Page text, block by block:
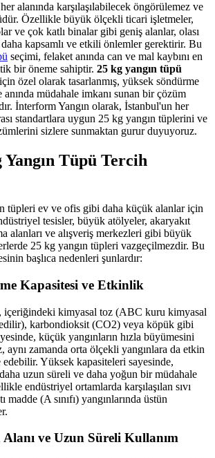
her alanında karşılaşılabilecek öngörülemez ve
Özellikle büyük ölçekli ticari işletmeler,
ve çok katlı binalar gibi geniş alanlar, olası
daha kapsamlı ve etkili önlemler gerektirir. Bu
seçimi, felaket anında can ve mal kaybını en
bir öneme sahiptir. 25 kg yangın tüpü
özel olarak tasarlanmış, yüksek söndürme
anında müdahale imkanı sunan bir çözüm
İnterform Yangın olarak, İstanbul'un her
standartlara uygun 25 kg yangın tüplerini ve
sizlere sunmaktan gurur duyuyoruz.
Yangın Tüpü Tercih
tüpleri ev ve ofis gibi daha küçük alanlar için
tesisler, büyük atölyeler, akaryakıt
alanları ve alışveriş merkezleri gibi büyük
25 kg yangın tüpleri vazgeçilmezdir. Bu
başlıca nedenleri şunlardır:
Kapasitesi ve Etkinlik
içeriğindeki kimyasal toz (ABC kuru kimyasal
karbondioksit (CO2) veya köpük gibi
küçük yangınların hızla büyümesini
aynı zamanda orta ölçekli yangınlara da etkin
Yüksek kapasiteleri sayesinde,
daha uzun süreli ve daha yoğun bir müdahale
endüstriyel ortamlarda karşılaşılan sıvı
madde (A sınıfı) yangınlarında üstün
Alanı ve Uzun Süreli Kullanım